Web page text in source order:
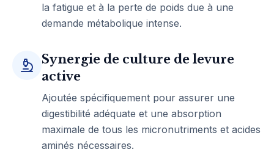
la fatigue et à la perte de poids due à une
demande métabolique intense.
Synergie de culture de levure
active
Ajoutée spécifiquement pour assurer une
digestibilité adéquate et une absorption
maximale de tous les micronutriments et acides
aminés nécessaires.